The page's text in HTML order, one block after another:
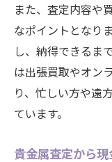
また、査定内容や
なポイントとなり
し、納得できるま
は出張買取やオン
り、忙しい方や遠
ています。
貴金属査定から